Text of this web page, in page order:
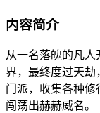
内容简介
从一名落魄的凡
界，最终度过天劫
门派，收集各种修
闯荡出赫赫威名。